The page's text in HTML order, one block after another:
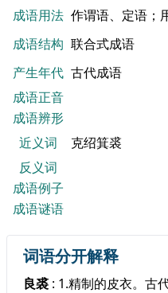
成语用法 作谓语、定语；
成语结构 联合式成语
产生年代 古代成语
成语正音
成语辨形
近义词
克绍箕裘
反义词
成语例子
成语谜语
词语分开解释
良裘 : 1.精制的皮衣。古